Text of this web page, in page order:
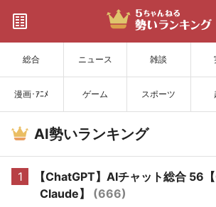
総合 ニュース 雑談
漫画･ｱﾆﾒ ゲーム スポーツ
サイトを更新
AI勢いランキング
1
【ChatGPT】AIチャット総合 56
Claude】 (666)